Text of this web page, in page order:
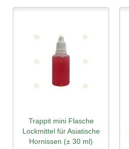
Trappit mini Flasche
Lockmittel für Asiatische
Hornissen (± 30 ml)